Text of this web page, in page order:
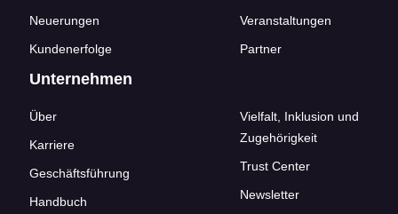
Neuerungen
Kundenerfolge
Veranstaltungen
Partner
Unternehmen
Über
Karriere
Geschäftsführung
Handbuch
Vielfalt, Inklusion und
Zugehörigkeit
Trust Center
Newsletter